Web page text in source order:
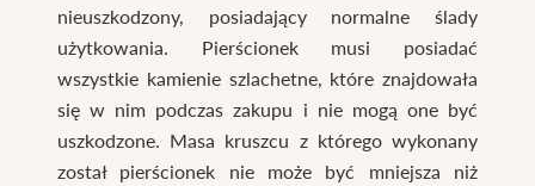
nieuszkodzony, posiadający normalne ślady
użytkowania. Pierścionek musi posiadać
wszystkie kamienie szlachetne, które znajdowała
się w nim podczas zakupu i nie mogą one być
uszkodzone. Masa kruszcu z którego wykonany
został pierścionek nie może być mniejsza niż